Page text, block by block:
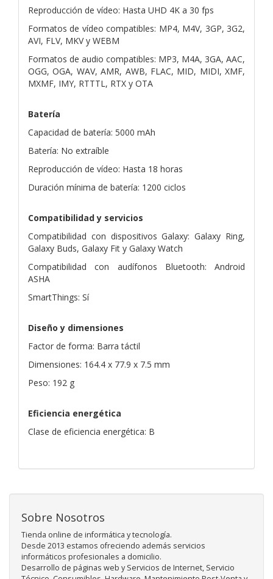
Reproducción de vídeo: Hasta UHD 4K a 30 fps
Formatos de vídeo compatibles: MP4, M4V, 3GP, 3G2,
AVI, FLV, MKV y WEBM
Formatos de audio compatibles: MP3, M4A, 3GA, AAC,
OGG, OGA, WAV, AMR, AWB, FLAC, MID, MIDI, XMF,
MXMF, IMY, RTTTL, RTX y OTA
Batería
Capacidad de batería: 5000 mAh
Batería: No extraíble
Reproducción de vídeo: Hasta 18 horas
Duración mínima de batería: 1200 ciclos
Compatibilidad y servicios
Compatibilidad con dispositivos Galaxy: Galaxy Ring,
Galaxy Buds, Galaxy Fit y Galaxy Watch
Compatibilidad con audífonos Bluetooth: Android
ASHA
SmartThings: Sí
Diseño y dimensiones
Factor de forma: Barra táctil
Dimensiones: 164.4 x 77.9 x 7.5 mm
Peso: 192 g
Eficiencia energética
Clase de eficiencia energética: B
Sobre Nosotros
Tienda online de informática y tecnología.
Desde 2013 estamos ofreciendo además servicios
informáticos profesionales a domicilio.
Desarrollo de páginas web y Servicios de Internet, Servicio